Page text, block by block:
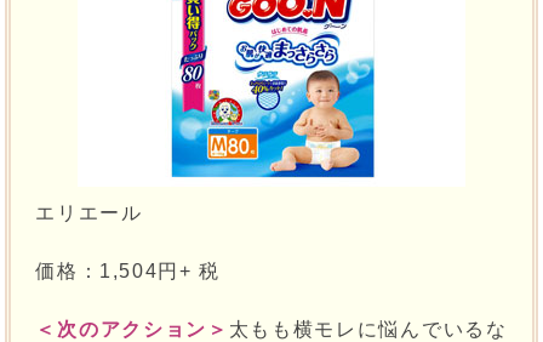
エリエール
価格：1,504円+ 税
＜次のアクション＞ 太もも横モレに悩んでいるな